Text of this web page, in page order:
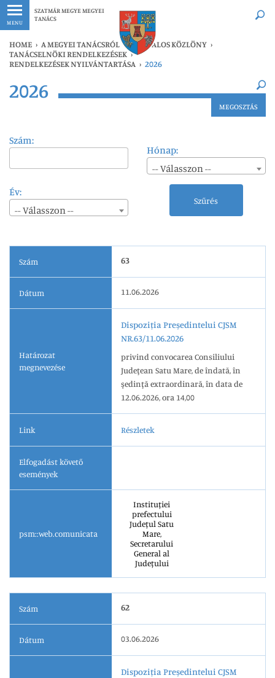
MENU
SZATMÁR MEGYE MEGYEI
TANÁCS
Legfrissebb Bármikor
HOME › A MEGYEI TANÁCSRÓL › HIVATALOS KÖZLÖNY ›
TANÁCSELNÖKI RENDELKEZÉSEK ›
RENDELKEZÉSEK NYILVÁNTARTÁSA › 2026
×
2026
MEGOSZTÁS
Szám:
Hónap:
-- Válasszon --
Év:
-- Válasszon --
Szűrés
Szám 63
Dátum 11.06.2026
Határozat
megnevezése
Dispoziția Președintelui CJSM
NR.63/11.06.2026
privind convocarea Consiliului
Judeţean Satu Mare, de îndată, în
şedinţă extraordinară, în data de
12.06.2026, ora 14,00
Link Részletek
Elfogadást követő
események
psm::web.comunicata
Instituției
prefectului
Județul Satu
Mare,
Secretarului
General al
Județului
Szám 62
Dátum 03.06.2026
Dispoziția Președintelui CJSM